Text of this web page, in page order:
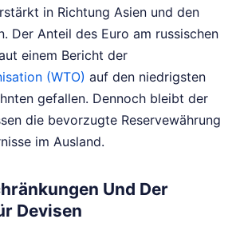
in Richtung Asien und den
Der Anteil des Euro am russischen
einem Bericht der
(WTO) auf den niedrigsten
gefallen. Dennoch bleibt der
die bevorzugte Reservewährung
im Ausland.
Und Der
Devisen